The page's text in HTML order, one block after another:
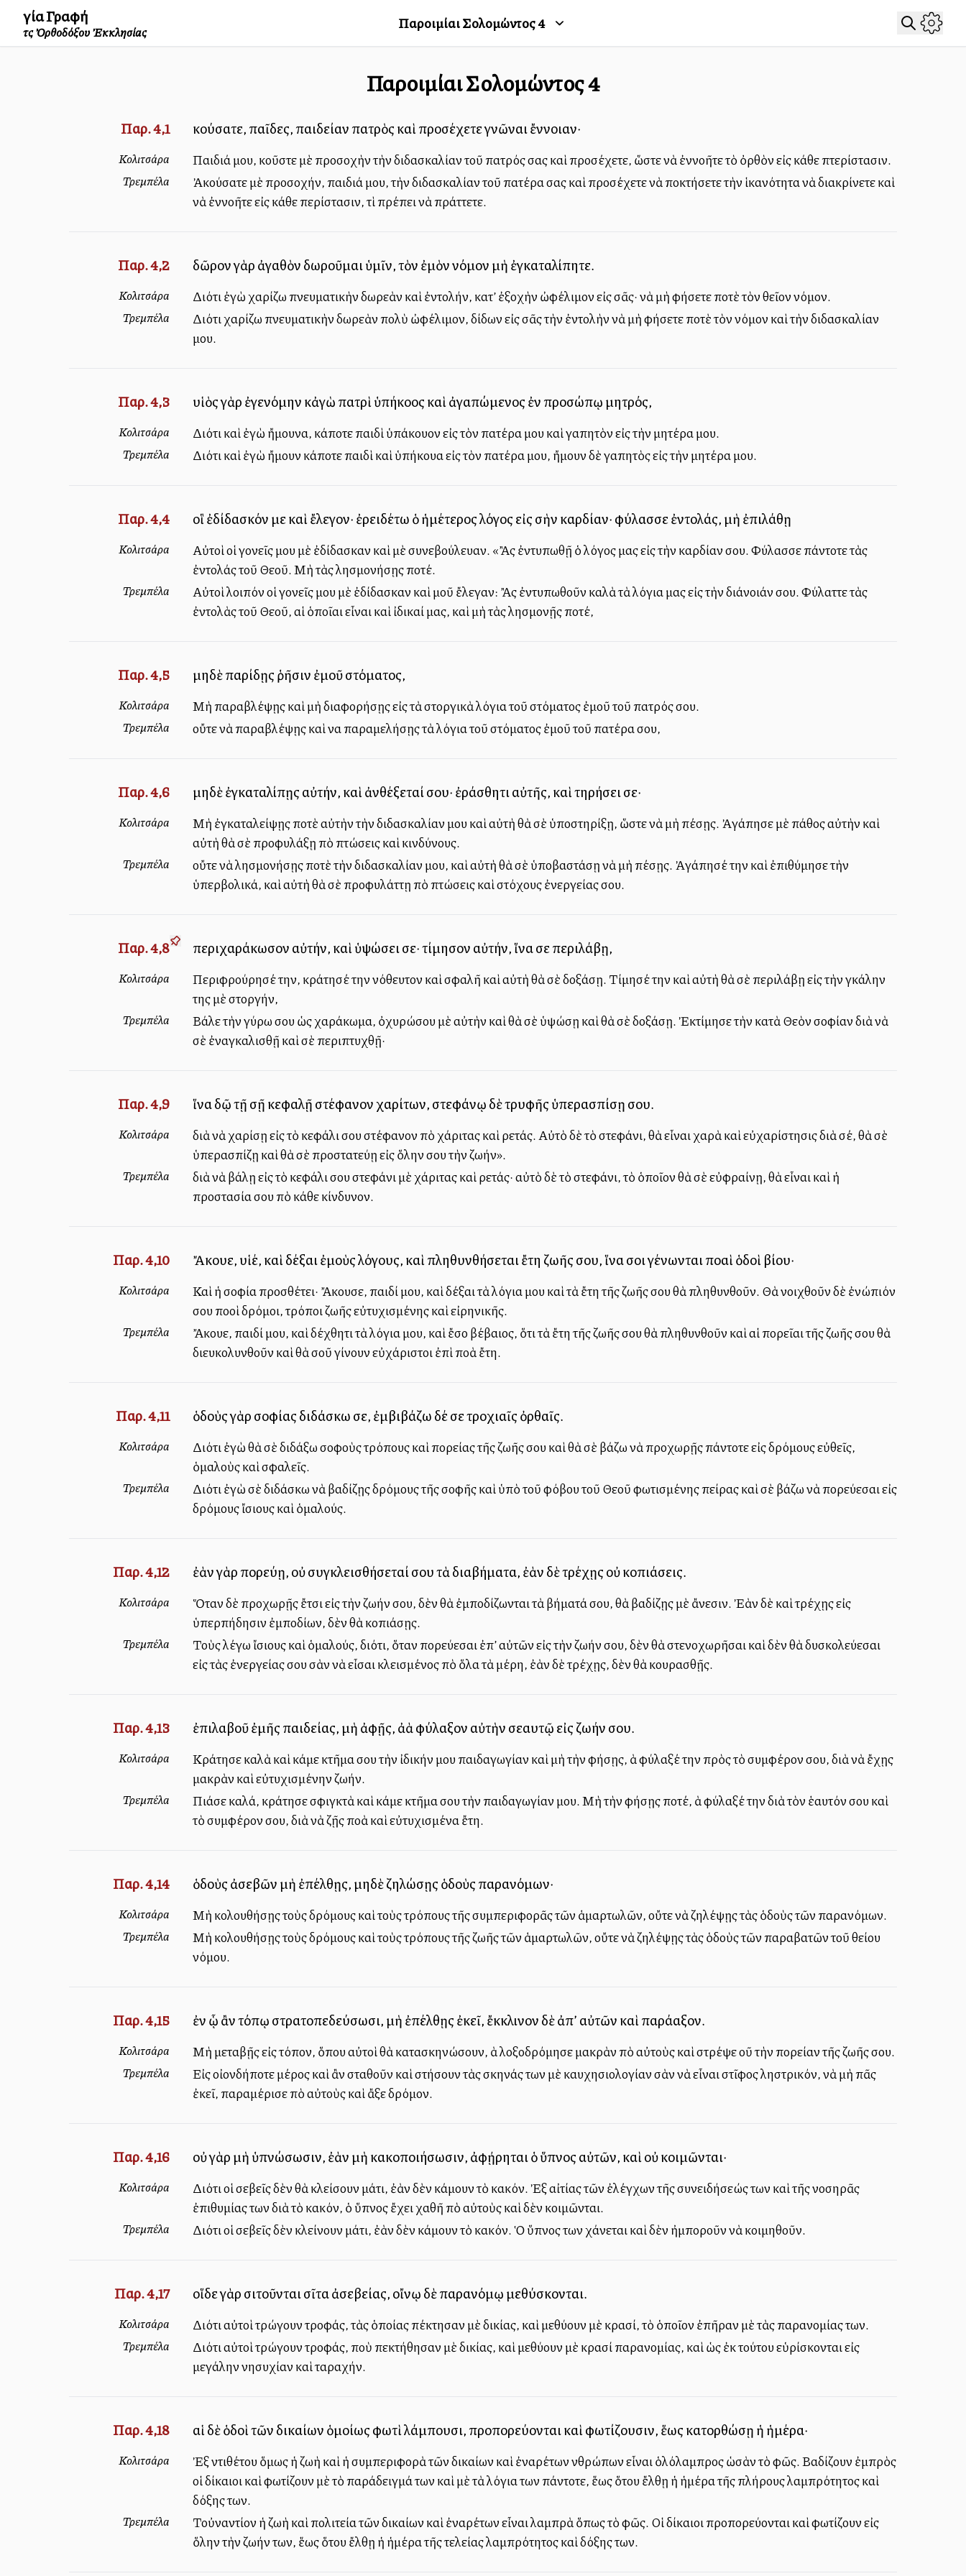
Ἁγία Γραφή
τῆς Ὀρθοδόξου Ἐκκλησίας Παροιμίαι Σολομώντος4
Παροιμίαι Σολομώντος4
Παρ. 4,1 Ἀκούσατε, παῖδες, παιδείαν πατρὸς καὶ προσέχετε γνῶναι ἔννοιαν·
Κολιτσάρα Παιδιά μου, ἀκοῦστε μὲ προσοχὴν τὴν διδασκαλίαν τοῦ πατρός σας καὶ προσέχετε, ὥστε νὰ ἐννοῆτε τὸ ὀρθὸν εἰς κάθε πτερίστασιν.
Τρεμπέλα
Ἀκούσατε μὲ προσοχήν, παιδιά μου, τὴν διδασκαλίαν τοῦ πατέρα σας καὶ προσέχετε νὰ ἀποκτήσετε τὴν ἱκανότητα νὰ διακρίνετε καὶ
νὰ ἐννοῆτε εἰς κάθε περίστασιν, τὶ πρέπει νὰ πράττετε.
Παρ. 4,2 δῶρον γὰρ ἀγαθὸν δωροῦμαι ὑμῖν, τὸν ἐμὸν νόμον μὴ ἐγκαταλίπητε.
Κολιτσάρα Διότι ἐγὼ χαρίζω πνευματικὴν δωρεὰν καὶ ἐντολήν, κατ’ ἐξοχὴν ὠφέλιμον εἰς σᾶς· νὰ μὴ ἀφήσετε ποτὲ τὸν θεῖον νόμον.
Τρεμπέλα
Διότι χαρίζω πνευματικὴν δωρεὰν πολὺ ὠφέλιμον, δίδων εἰς σᾶς τὴν ἐντολὴν νὰ μὴ ἀφήσετε ποτὲ τὸν νόμον καὶ τὴν διδασκαλίαν
μου.
Παρ. 4,3 υἱὸς γὰρ ἐγενόμην κἀγὼ πατρὶ ὑπήκοος καὶ ἀγαπώμενος ἐν προσώπῳ μητρός,
Κολιτσάρα Διότι καὶ ἐγὼ ἤμουνα, κάποτε παιδὶ ὑπάκουον εἰς τὸν πατέρα μου καὶ ἀγαπητὸν εἰς τὴν μητέρα μου.
Τρεμπέλα Διότι καὶ ἐγὼ ἤμουν κάποτε παιδὶ καὶ ὑπήκουα εἰς τὸν πατέρα μου, ἤμουν δὲ ἀγαπητὸς εἰς τὴν μητέρα μου.
Παρ. 4,4 οἳ ἐδίδασκόν με καὶ ἔλεγον· ἐρειδέτω ὁ ἡμέτερος λόγος εἰς σὴν καρδίαν· φύλασσε ἐντολάς, μὴ ἐπιλάθῃ
Κολιτσάρα
Αὐτοὶ οἱ γονεῖς μου μὲ ἐδίδασκαν καὶ μὲ συνεβούλευαν. «Ἂς ἐντυπωθῇ ὁ λόγος μας εἰς τὴν καρδίαν σου. Φύλασσε πάντοτε τὰς
ἐντολάς τοῦ Θεοῦ. Μὴ τὰς λησμονήσῃς ποτέ.
Τρεμπέλα
Αὐτοὶ λοιπόν οἱ γονεῖς μου μὲ ἐδίδασκαν καὶ μοῦ ἔλεγαν: Ἂς ἐντυπωθοῦν καλὰ τὰ λόγια μας εἰς τὴν διάνοιάν σου. Φύλαττε τὰς
ἐντολὰς τοῦ Θεοῦ, αἱ ὁποῖαι εἶναι καὶ ἰδικαί μας, καὶ μὴ τὰς λησμονῇς ποτέ,
Παρ. 4,5 μηδὲ παρίδῃς ῥῆσιν ἐμοῦ στόματος,
Κολιτσάρα Μὴ παραβλέψῃς καὶ μὴ ἀδιαφορήσῃς εἰς τὰ στοργικὰ λόγια τοῦ στόματος ἐμοῦ τοῦ πατρός σου.
Τρεμπέλα οὔτε νὰ παραβλέψῃς καὶ να παραμελήσῃς τὰ λόγια τοῦ στόματος ἐμοῦ τοῦ πατέρα σου,
Παρ. 4,6 μηδὲ ἐγκαταλίπῃς αὐτήν, καὶ ἀνθέξεταί σου· ἐράσθητι αὐτῆς, καὶ τηρήσει σε·
Κολιτσάρα
Μὴ ἐγκαταλείψῃς ποτὲ αὐτὴν τὴν διδασκαλίαν μου καὶ αὐτὴ θὰ σὲ ὑποστηρίξῃ, ὥστε νὰ μὴ πέσῃς. Ἀγάπησε μὲ πάθος αὐτὴν καὶ
αὐτὴ θὰ σὲ προφυλάξῃ ἀπὸ πτώσεις καὶ κινδύνους.
Τρεμπέλα
οὔτε νὰ λησμονήσῃς ποτὲ τὴν διδασκαλίαν μου, καὶ αὐτὴ θὰ σὲ ὑποβαστάσῃ νὰ μὴ πέσῃς. Ἀγάπησέ την καὶ ἐπιθύμησε τὴν
ὑπερβολικά, καὶ αὐτὴ θὰ σὲ προφυλάττῃ ἀπὸ πτώσεις καὶ ἀστόχους ἐνεργείας σου.
Παρ. 4,8 περιχαράκωσον αὐτήν, καὶ ὑψώσει σε· τίμησον αὐτήν, ἵνα σε περιλάβῃ,
Κολιτσάρα
Περιφρούρησέ την, κράτησέ την ἀνόθευτον καὶ ἀσφαλῆ καὶ αὐτὴ θὰ σὲ δοξάσῃ. Τίμησέ την καὶ αὐτὴ θὰ σὲ περιλάβῃ εἰς τὴν ἀγκάλην
της μὲ στοργήν,
Τρεμπέλα
Βάλε τὴν γύρω σου ὡς χαράκωμα, ὀχυρώσου μὲ αὐτὴν καὶ θὰ σὲ ὑψώσῃ καὶ θὰ σὲ δοξάσῃ. Ἐκτίμησε τὴν κατὰ Θεὸν σοφίαν διὰ νὰ
σὲ ἐναγκαλισθῇ καὶ σὲ περιπτυχθῇ·
Παρ. 4,9 ἵνα δῷ τῇ σῇ κεφαλῇ στέφανον χαρίτων, στεφάνῳ δὲ τρυφῆς ὑπερασπίσῃ σου.
Κολιτσάρα
διὰ νὰ χαρίσῃ εἰς τὸ κεφάλι σου στέφανον ἀπὸ χάριτας καὶ ἀρετάς. Αὐτὸ δὲ τὸ στεφάνι, θὰ εἶναι χαρὰ καὶ εὐχαρίστησις διὰ σέ, θὰ σὲ
ὑπερασπίζῃ καὶ θὰ σὲ προστατεύῃ εἰς ὅλην σου τὴν ζωήν».
Τρεμπέλα
διὰ νὰ βάλῃ εἰς τὸ κεφάλι σου στεφάνι μὲ χάριτας καὶ ἀρετάς· αὐτὸ δὲ τὸ στεφάνι, τὸ ὁποῖον θὰ σὲ εὐφραίνῃ, θὰ εἶναι καὶ ἡ
προστασία σου ἀπὸ κάθε κίνδυνον.
Παρ. 4,10 Ἄκουε, υἱέ, καὶ δέξαι ἐμοὺς λόγους, καὶ πληθυνθήσεται ἔτη ζωῆς σου, ἵνα σοι γένωνται πολλαὶ ὁδοὶ βίου·
Κολιτσάρα
Καὶ ἡ σοφία προσθέτει· Ἄκουσε, παιδί μου, καὶ δέξαι τὰ λόγια μου καὶ τὰ ἔτη τῆς ζωῆς σου θὰ πληθυνθοῦν. Θὰ ἀνοιχθοῦν δὲ ἐνώπιόν
σου πολλοὶ δρόμοι, τρόποι ζωῆς εὐτυχισμένης καὶ εἰρηνικῆς.
Τρεμπέλα
Ἄκουε, παιδί μου, καὶ δέχθητι τὰ λόγια μου, καὶ ἔσο βέβαιος, ὅτι τὰ ἔτη τῆς ζωῆς σου θὰ πληθυνθοῦν καὶ αἱ πορεῖαι τῆς ζωῆς σου θὰ
διευκολυνθοῦν καὶ θὰ σοῦ γίνουν εὐχάριστοι ἐπὶ πολλὰ ἔτη.
Παρ. 4,11 ὁδοὺς γὰρ σοφίας διδάσκω σε, ἐμβιβάζω δέ σε τροχιαῖς ὀρθαῖς.
Κολιτσάρα
Διότι ἐγὼ θὰ σὲ διδάξω σοφοὺς τρόπους καὶ πορείας τῆς ζωῆς σου καὶ θὰ σὲ βάζω νὰ προχωρῇς πάντοτε εἰς δρόμους εὐθεῖς,
ὁμαλοὺς καὶ ἀσφαλεῖς.
Τρεμπέλα
Διότι ἐγὼ σὲ διδάσκω νὰ βαδίζῃς δρόμους τῆς σοφῆς καὶ ὑπὸ τοῦ φόβου τοῦ Θεοῦ φωτισμένης πείρας καὶ σὲ βάζω νὰ πορεύεσαι εἰς
δρόμους ἴσιους καὶ ὁμαλούς.
Παρ. 4,12 ἐὰν γὰρ πορεύῃ, οὐ συγκλεισθήσεταί σου τὰ διαβήματα, ἐὰν δὲ τρέχῃς οὐ κοπιάσεις.
Κολιτσάρα
Ὅταν δὲ προχωρῇς ἔτσι εἰς τὴν ζωήν σου, δὲν θὰ ἐμποδίζωνται τὰ βήματά σου, θὰ βαδίζῃς μὲ ἄνεσιν. Ἐὰν δὲ καὶ τρέχῃς εἰς
ὑπερπήδησιν ἐμποδίων, δὲν θὰ κοπιάσῃς.
Τρεμπέλα
Τοὺς λέγω ἴσιους καὶ ὁμαλούς, διότι, ὅταν πορεύεσαι ἐπ’ αὐτῶν εἰς τὴν ζωήν σου, δὲν θὰ στενοχωρῆσαι καὶ δὲν θὰ δυσκολεύεσαι
εἰς τὰς ἐνεργείας σου σὰν νὰ εἶσαι κλεισμένος ἀπὸ ὅλα τὰ μέρη, ἐὰν δὲ τρέχῃς, δὲν θὰ κουρασθῇς.
Παρ. 4,13 ἐπιλαβοῦ ἐμῆς παιδείας, μὴ ἀφῇς, ἀλλὰ φύλαξον αὐτὴν σεαυτῷ εἰς ζωήν σου.
Κολιτσάρα
Κράτησε καλὰ καὶ κάμε κτῆμα σου τὴν ἰδικήν μου παιδαγωγίαν καὶ μὴ τὴν ἀφήσῃς, ἀλλὰ φύλαξέ την πρὸς τὸ συμφέρον σου, διὰ νὰ ἔχῃς
μακρὰν καὶ εὐτυχισμένην ζωήν.
Τρεμπέλα
Πιάσε καλά, κράτησε σφιγκτὰ καὶ κάμε κτῆμα σου τὴν παιδαγωγίαν μου. Μὴ τὴν ἀφήσῃς ποτέ, ἀλλὰ φύλαξέ την διὰ τὸν ἑαυτόν σου καὶ
τὸ συμφέρον σου, διὰ νὰ ζῇς πολλὰ καὶ εὐτυχισμένα ἔτη.
Παρ. 4,14 ὁδοὺς ἀσεβῶν μὴ ἐπέλθῃς, μηδὲ ζηλώσῃς ὁδοὺς παρανόμων·
Κολιτσάρα Μὴ ἀκολουθήσῃς τοὺς δρόμους καὶ τοὺς τρόπους τῆς συμπεριφορᾶς τῶν ἁμαρτωλῶν, οὔτε νὰ ζηλέψῃς τὰς ὁδοὺς τῶν παρανόμων.
Τρεμπέλα
Μὴ ἀκολουθήσῃς τοὺς δρόμους καὶ τοὺς τρόπους τῆς ζωῆς τῶν ἁμαρτωλῶν, οὔτε νὰ ζηλέψῃς τὰς ὁδοὺς τῶν παραβατῶν τοῦ θείου
νόμου.
Παρ. 4,15 ἐν ᾧ ἂν τόπῳ στρατοπεδεύσωσι, μὴ ἐπέλθῃς ἐκεῖ, ἔκκλινον δὲ ἀπ’ αὐτῶν καὶ παράλλαξον.
Κολιτσάρα Μὴ μεταβῇς εἰς τόπον, ὅπου αὐτοὶ θὰ κατασκηνώσουν, ἀλλὰ λοξοδρόμησε μακρὰν ἀπὸ αὐτοὺς καὶ στρέψε ἀλλοῦ τὴν πορείαν τῆς ζωῆς σου.
Τρεμπέλα
Εἰς οἰονδήποτε μέρος καὶ ἂν σταθοῦν καὶ στήσουν τὰς σκηνάς των μὲ καυχησιολογίαν σὰν νὰ εἶναι στῖφος ληστρικόν, νὰ μὴ πᾶς
ἐκεῖ, παραμέρισε ἀπὸ αὐτοὺς καὶ ἄλλξε δρόμον.
Παρ. 4,16 οὐ γὰρ μὴ ὑπνώσωσιν, ἐὰν μὴ κακοποιήσωσιν, ἀφῄρηται ὁ ὕπνος αὐτῶν, καὶ οὐ κοιμῶνται·
Κολιτσάρα
Διότι οἱ ἀσεβεῖς δὲν θὰ κλείσουν μάτι, ἐὰν δὲν κάμουν τὸ κακόν. Ἐξ αἰτίας τῶν ἐλέγχων τῆς συνειδήσεώς των καὶ τῆς νοσηρᾶς
ἐπιθυμίας των διὰ τὸ κακόν, ὁ ὕπνος ἔχει χαθῆ ἀπὸ αὐτοὺς καὶ δὲν κοιμῶνται.
Τρεμπέλα Διότι οἱ ἀσεβεῖς δὲν κλείνουν μάτι, ἐὰν δὲν κάμουν τὸ κακόν. Ὁ ὕπνος των χάνεται καὶ δὲν ἠμποροῦν νὰ κοιμηθοῦν.
Παρ. 4,17 οἵδε γὰρ σιτοῦνται σῖτα ἀσεβείας, οἴνῳ δὲ παρανόμῳ μεθύσκονται.
Κολιτσάρα Διότι αὐτοὶ τρώγουν τροφάς, τὰς ὁποίας ἀπέκτησαν μὲ ἀδικίας, καὶ μεθύουν μὲ κρασί, τὸ ὁποῖον ἐπῆραν μὲ τὰς παρανομίας των.
Τρεμπέλα
Διότι αὐτοὶ τρώγουν τροφάς, ποὺ ἀπεκτήθησαν μὲ ἀδικίας, καὶ μεθύουν μὲ κρασί παρανομίας, καὶ ὡς ἐκ τούτου εὑρίσκονται εἰς
μεγάλην ἀνησυχίαν καὶ ταραχήν.
Παρ. 4,18 αἱ δὲ ὁδοὶ τῶν δικαίων ὁμοίως φωτὶ λάμπουσι, προπορεύονται καὶ φωτίζουσιν, ἕως κατορθώσῃ ἡ ἡμέρα·
Κολιτσάρα
Ἐξ ἀντιθέτου ὅμως ἡ ζωὴ καὶ ἡ συμπεριφορὰ τῶν δικαίων καὶ ἐναρέτων ἀνθρώπων εἶναι ὁλόλαμπρος ὡσὰν τὸ φῶς. Βαδίζουν ἐμπρὸς
οἱ δίκαιοι καὶ φωτίζουν μὲ τὸ παράδειγμά των καὶ μὲ τὰ λόγια των πάντοτε, ἕως ὅτου ἔλθῃ ἡ ἡμέρα τῆς πλήρους λαμπρότητος καὶ
δόξης των.
Τρεμπέλα
Τοὐναντίον ἡ ζωὴ καὶ πολιτεία τῶν δικαίων καὶ ἐναρέτων εἶναι λαμπρὰ ὅπως τὸ φῶς. Οἱ δίκαιοι προπορεύονται καὶ φωτίζουν εἰς
ὅλην τὴν ζωήν των, ἕως ὅτου ἔλθῃ ἡ ἡμέρα τῆς τελείας λαμπρότητος καὶ δόξης των.